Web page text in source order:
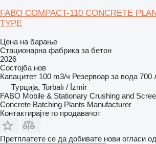
FABO COMPACT-110 CONCRETE
TYPE
Цена на барање
Стационарна фабрика за бетон
2026
Состојба нов
Капацитет 100 m3/ч Резервоар за вода 700
Турција, Torbalı / İzmir
FABO Mobile & Stationary Crushing and
Concrete Batching Plants Manufacturer
Контактирајте го продавачот
Претплатете се да добивате нови огласи